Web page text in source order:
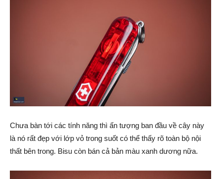
Chưa bàn tới các tính năng thì ấn tượng ban đầu về cây này
là nó rất đẹp với lớp vỏ trong suốt có thể thấy rõ toàn bộ nội
thất bên trong. Bisu còn bán cả bản màu xanh dương nữa.